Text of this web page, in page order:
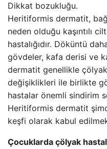
Dikkat bozukluğu.
Heritiformis dermatit,
neden olduğu kaşıntılı
hastalığıdır. Döküntü
gövdeler, kafa derisi ve
dermatit genellikle çölyak
değişiklikleri ile birlikte
hastalar önemli sindirim
Heritiformis dermatit
keşfi olarak kabul
Çocuklarda çölyak